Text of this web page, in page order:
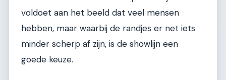
voldoet aan het beeld dat veel mensen
hebben, maar waarbij de randjes er net iets
minder scherp af zijn, is de showlijn een
goede keuze.